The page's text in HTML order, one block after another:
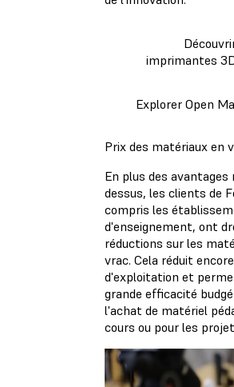
imprimantes
Explorer Open
Prix des matériaux en
En plus des
dessus, les clients de
compris les
d'enseignement, ont
réductions sur les
vrac. Cela réduit
d'exploitation et
grande efficacité
l'achat de matériel
cours ou pour les